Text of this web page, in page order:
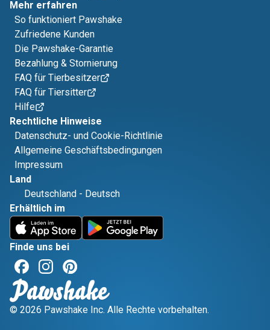
Mehr erfahren
So funktioniert Pawshake
Zufriedene Kunden
Die Pawshake-Garantie
Bezahlung & Stornierung
FAQ für Tierbesitzer
FAQ für Tiersitter
Hilfe
Rechtliche Hinweise
Datenschutz- und Cookie-Richtlinie
Allgemeine Geschäftsbedingungen
Impressum
Land
Deutschland - Deutsch
Erhältlich im
Finde uns bei
© 2026 Pawshake Inc. Alle Rechte vorbehalten.